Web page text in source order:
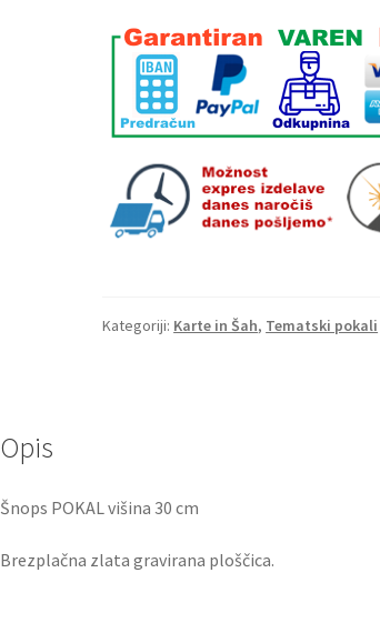
30
količina
Kategoriji: Karte in Šah, Tematski pokali
Opis
Šnops POKAL višina 30 cm
Brezplačna zlata gravirana ploščica.